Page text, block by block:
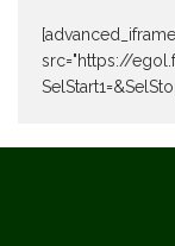
src="https://